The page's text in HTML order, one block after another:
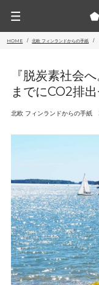
HOME 北欧 フィンランドからの手紙
『脱炭素社会
までにCO2排
北欧 フィンランドからの手紙